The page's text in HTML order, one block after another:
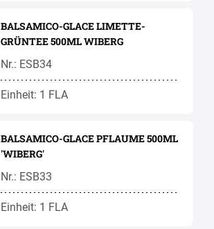
BALSAMICO-GLACE LIMETTE-
GRÜNTEE 500ML WIBERG
Nr.: ESB34
Einheit: 1 FLA
BALSAMICO-GLACE PFLAUME 500ML
'WIBERG'
Nr.: ESB33
Einheit: 1 FLA